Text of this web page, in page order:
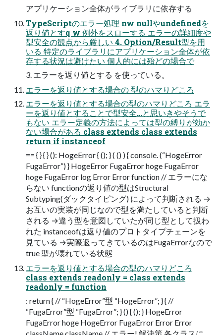
アプリケーション全体がライブラリに依存する
TypeScriptのエラー処理 nw nullやundefinedを
返り値とすq w 例外をスローする エラーの詳細度や
型安全の観点から厳しい 4. Option/Result型を用
いる 特定のライブラリにアプリケーション全体が依
存する状況は避けたい 個人的には殆どの場合で
3. エラーを返り値とする を使っている。
エラーを返り値とする場合の 型のハマりどころ
エラーを返り値とする場合の型のハマりどころ エラ
ーを返り値とすることで型安全…と思いきやそうで
もない エラー定義の方法によっては型の縛りが効か
ない場合がある class extends class extends
return if instanceof
== { } { } (): HogeError { (); } ( () ) { console. (“HogeError
FugaError”) } HogeError FugaError hoge FugaError
hoge FugaError log Error Error function // エラーにな
らない functionの返り値の型はStructural
Subtyping(ダックタイピング) によって判断される →
お互いの実装が同じなので型を満たしていると判断
される →違う型を意図していたが同じ型として扱わ
れた instanceofは返り値のプロトタイプチェーンを
見ている →実際返ってきているのはFugaErrorなので
true 型が壊れている状態
エラーを返り値とする場合の型のハマりどころ
class extends readonly = class extends
readonly = function
: return { // “HogeError”型 “HogeError”; } { //
“FugaError”型 “FugaError”; } () { (); } HogeError
FugaError hoge HogeError FugaError Error Error
className className // エラー! 解決策 各クラスに